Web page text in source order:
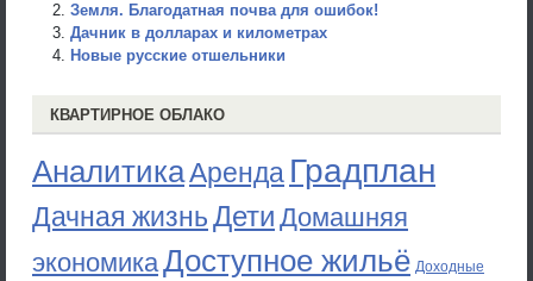
Земля. Благодатная почва для ошибок!
Дачник в долларах и километрах
Новые русские отшельники
КВАРТИРНОЕ ОБЛАКО
АналитикаАренда Градплан
Дачная жизньДети Домашняя
экономикаДоступное жильё Доходные